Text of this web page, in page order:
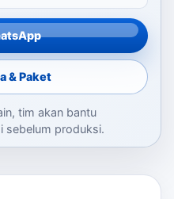
& Paket
tim akan bantu
sebelum produksi.